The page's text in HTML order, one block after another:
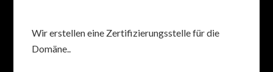
Wir erstellen eine Zertifizierungsstelle für die
Domäne..